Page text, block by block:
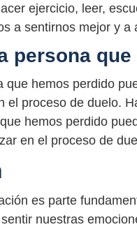
ejercicio, leer,
a sentirnos mejor y a
persona
que hemos perdido
el proceso de duelo.
hemos perdido
en el proceso de
es parte
nuestras